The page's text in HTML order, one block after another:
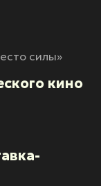
силы»
кино